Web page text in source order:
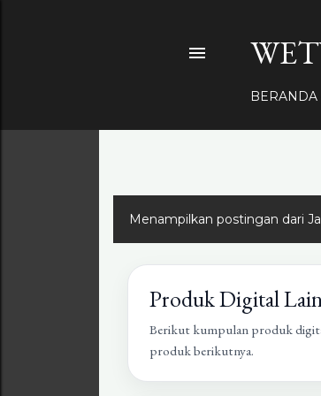
BERANDA
Menampilkan postingan dari
Produk Digital
Berikut kumpulan produk
produk berikutnya.